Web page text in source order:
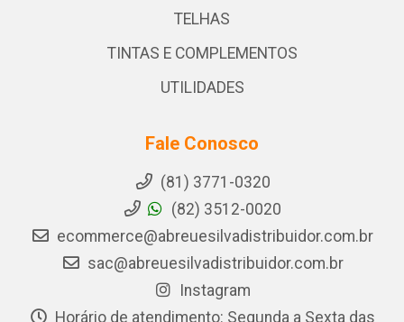
TELHAS
TINTAS E COMPLEMENTOS
UTILIDADES
Fale Conosco
(81) 3771-0320
(82) 3512-0020
ecommerce@abreuesilvadistribuidor.com.br
sac@abreuesilvadistribuidor.com.br
Instagram
Horário de atendimento: Segunda a Sexta das